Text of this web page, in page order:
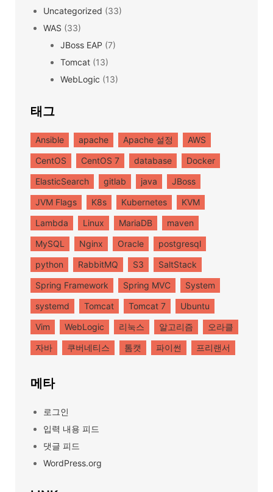
Uncategorized (33)
WAS (33)
JBoss EAP (7)
Tomcat (13)
WebLogic (13)
태그
Ansible apache Apache 설정
AWS
CentOS
CentOS 7 database
Docker
ElasticSearch
gitlab java
JBoss
JVM Flags
K8s Kubernetes
KVM
Lambda
Linux MariaDB
maven
MySQL
Nginx Oracle
postgresql
python
RabbitMQ S3
SaltStack
Spring Framework
Spring MVC
System
systemd
Tomcat Tomcat 7
Ubuntu
Vim
WebLogic 리눅스 알고리즘
오라클
자바
쿠버네티스 톰캣 파이썬 프리랜서
메타
로그인
입력 내용 피드
댓글 피드
WordPress.org